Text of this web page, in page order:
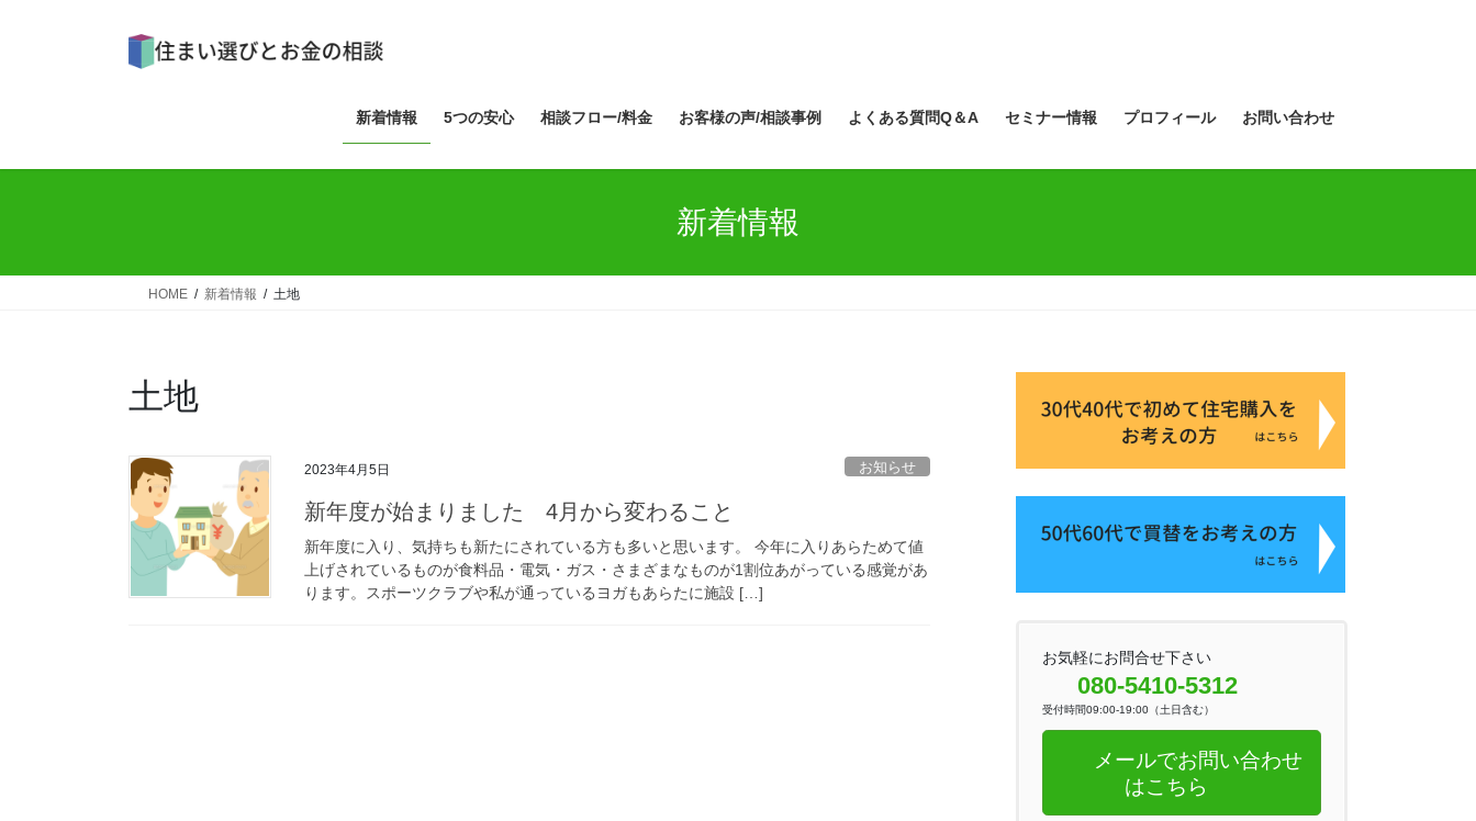
ス
ン
新着情報 5つの安心 相談フロー/料金 お客様の声/相談事例 よくある質問Q＆A セミナー情報 プロフィール お問い合わせ
新着情報
HOME 新着情報 土地
土地
2023年4月5日 お知らせ
新年度が始まりました 4月から変わること
新年度に入り、気持ちも新たにされている方も多いと思います。 今年に入りあらためて値
上げされているものが食料品・電気・ガス・さまざまなものが1割位あがっている感覚があ
ります。スポーツクラブや私が通っているヨガもあらたに施設 […]
お気軽にお問合せ下さい
080-5410-5312
受付時間09:00-19:00（土日含む）
メールでお問い合わせ
はこちら